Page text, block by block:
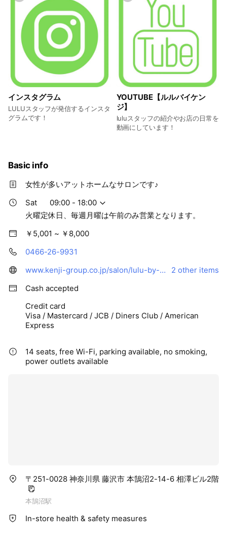
インスタグラム
LULUスタッフが発信するインスタ
グラムです！
YOUTUBE【ルルバイケン
ジ】
luluスタッフの紹介やお店の日常を
動画にしています！
Basic info
女性が多いアットホームなサロンです♪
Sat
09:00 - 18:00
火曜定休日、毎週月曜は午前のみ営業となります。
￥5,001 ~ ￥8,000
0466-26-9931
www.kenji-group.co.jp/salon/lulu-by-kenje/
2 other items
Cash accepted
Credit card
Visa / Mastercard / JCB / Diners Club / American
Express
14 seats, free Wi-Fi, parking available, no smoking,
power outlets available
〒251-0028 神奈川県 藤沢市 本鵠沼2-14-6 相澤ビル2階
本鵠沼駅
In-store health & safety measures